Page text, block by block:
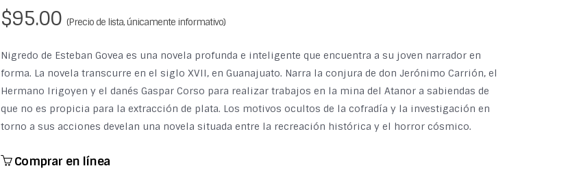
$95.00 (Precio de lista, únicamente informativo)
Nigredo de Esteban Govea es una novela profunda e inteligente que encuentra a su joven narrador en
forma. La novela transcurre en el siglo XVII, en Guanajuato. Narra la conjura de don Jerónimo Carrión, el
Hermano Irigoyen y el danés Gaspar Corso para realizar trabajos en la mina del Atanor a sabiendas de
que no es propicia para la extracción de plata. Los motivos ocultos de la cofradía y la investigación en
torno a sus acciones develan una novela situada entre la recreación histórica y el horror cósmico.
Comprar en línea